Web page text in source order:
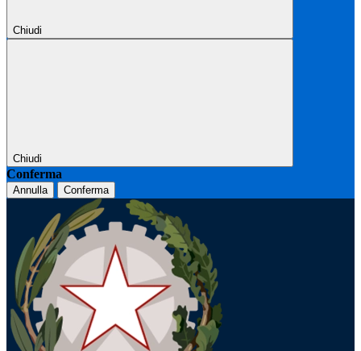
Chiudi
Chiudi
Conferma
Annulla Conferma